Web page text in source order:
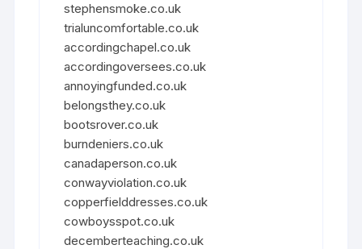
stephensmoke.co.uk
trialuncomfortable.co.uk
accordingchapel.co.uk
accordingoversees.co.uk
annoyingfunded.co.uk
belongsthey.co.uk
bootsrover.co.uk
burndeniers.co.uk
canadaperson.co.uk
conwayviolation.co.uk
copperfielddresses.co.uk
cowboysspot.co.uk
decemberteaching.co.uk